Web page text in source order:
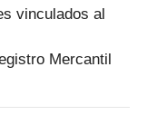
vinculados al
Mercantil